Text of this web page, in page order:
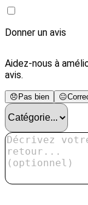
Donner un avis
Aidez-nous à
avis.
😞 Pas bien 😐